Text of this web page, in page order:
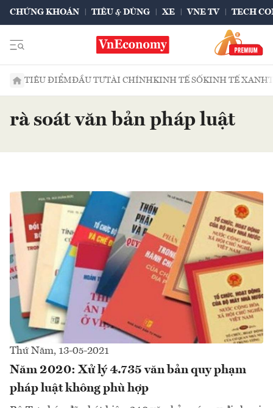
CHỨNG KHOÁN TIÊU & DÙNG XE VNE TV TECH
TIÊU ĐIỂMĐẦU TƯTÀI CHÍNHKINH TẾ SỐKINH TẾ XANH
rà soát văn bản pháp luật
Thứ Năm, 13-05-2021
Năm 2020: Xử lý 4.735 văn bản quy phạm
pháp luật không phù hợp